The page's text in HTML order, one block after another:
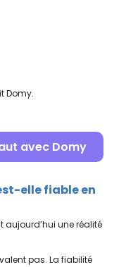
Domy.
avec Domy
elle fiable en
aujourd’hui une réalité
pas. La fiabilité